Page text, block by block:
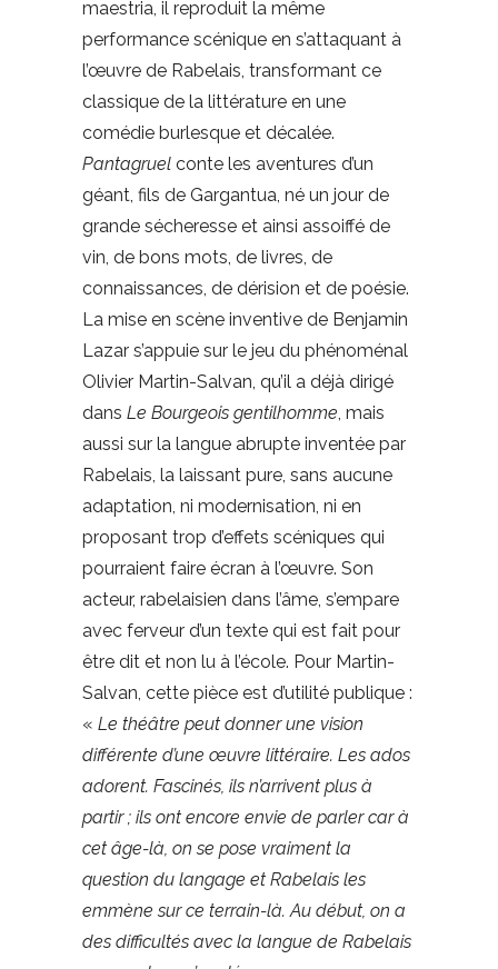
maestria, il reproduit la même
performance scénique en s’attaquant à
l’œuvre de Rabelais, transformant ce
classique de la littérature en une
comédie burlesque et décalée.
Pantagruel conte les aventures d’un
géant, fils de Gargantua, né un jour de
grande sécheresse et ainsi assoiffé de
vin, de bons mots, de livres, de
connaissances, de dérision et de poésie.
La mise en scène inventive de Benjamin
Lazar s’appuie sur le jeu du phénoménal
Olivier Martin-Salvan, qu’il a déjà dirigé
dans Le Bourgeois gentilhomme, mais
aussi sur la langue abrupte inventée par
Rabelais, la laissant pure, sans aucune
adaptation, ni modernisation, ni en
proposant trop d’effets scéniques qui
pourraient faire écran à l’œuvre. Son
acteur, rabelaisien dans l’âme, s’empare
avec ferveur d’un texte qui est fait pour
être dit et non lu à l’école. Pour Martin-
Salvan, cette pièce est d’utilité publique :
« Le théâtre peut donner une vision
différente d’une œuvre littéraire. Les ados
adorent. Fascinés, ils n’arrivent plus à
partir ; ils ont encore envie de parler car à
cet âge-là, on se pose vraiment la
question du langage et Rabelais les
emmène sur ce terrain-là. Au début, on a
des difficultés avec la langue de Rabelais